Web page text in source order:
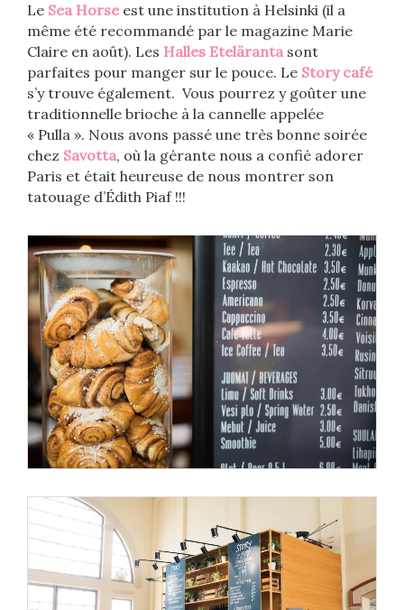
Le Sea Horse est une institution à Helsinki (il a
même été recommandé par le magazine Marie
Claire en août). Les Halles Etelärantasont
parfaites pour manger sur le pouce. Le Story café
s’y trouve également. Vous pourrez y goûter une
traditionnelle brioche à la cannelle appelée
« Pulla ». Nous avons passé une très bonne soirée
chez Savotta, où la gérante nous a confié adorer
Paris et était heureuse de nous montrer son
tatouage d’Édith Piaf !!!